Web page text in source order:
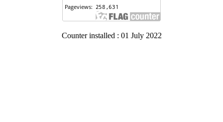
Counter installed : 01 July 2022